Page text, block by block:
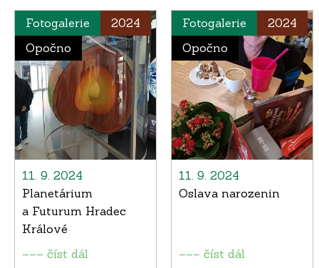
Fotogalerie
2024
Opočno
11. 9. 2024
Planetárium
a Futurum Hradec
Králové
––– číst dál
Fotogalerie
2024
Opočno
11. 9. 2024
Oslava narozenin
––– číst dál